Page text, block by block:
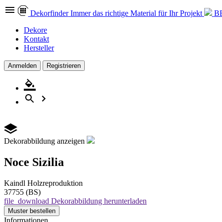
Dekorfinder Immer das richtige Material für Ihr Projekt
Dekore
Kontakt
Hersteller
Anmelden Registrieren
Dekorabbildung anzeigen
Noce Sizilia
Kaindl Holzreproduktion
37755 (BS)
file_download Dekorabbildung herunterladen
Muster bestellen
Informationen